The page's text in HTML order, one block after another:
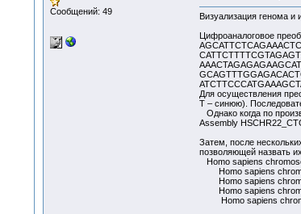
Сообщений: 49
Визуализация генома и
Цифроаналоговое
Для осуществления
T – синюю).
Однако когда по
Assembly
Затем, после
позволяющей назвать
Homo sapiens
Homo sapiens
Homo sapiens
Homo sapiens
Homo sapiens